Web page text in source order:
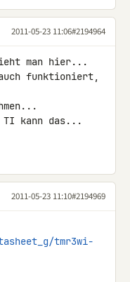
2011-05-23 11:06#2194964
man hier...
auch funktioniert,
TI kann das...
2011-05-23 11:10#2194969
tmr3wi-